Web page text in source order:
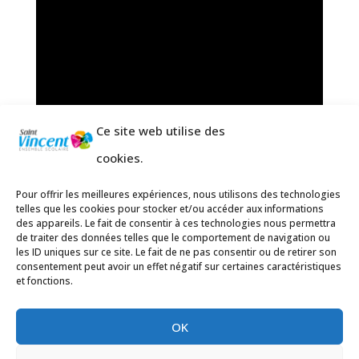
Ce site web utilise des
cookies.
Pour offrir les meilleures expériences, nous utilisons des technologies
telles que les cookies pour stocker et/ou accéder aux informations
des appareils. Le fait de consentir à ces technologies nous permettra
de traiter des données telles que le comportement de navigation ou
les ID uniques sur ce site. Le fait de ne pas consentir ou de retirer son
consentement peut avoir un effet négatif sur certaines caractéristiques
et fonctions.
OK